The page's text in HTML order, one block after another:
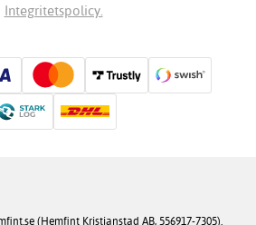
Integritetspolicy.
(Hemfint Kristianstad AB, 556917-7305).